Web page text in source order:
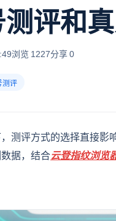
评和
浏览 1227分享 0
测评
测评方式的选择直接
据，结合云登指纹浏览